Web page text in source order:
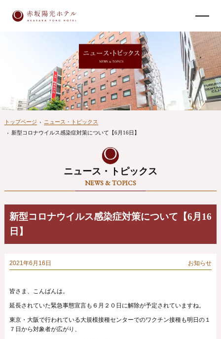
トップページ ›
ニュース・トピックス
› 新型コロナウイルス感染症対策について【6月16日】
ニュース・トピックス
NEWS & TOPICS
新型コロナウイルス感染症対策について【6月16
日】
2021年6月16日 お知らせ
皆さま、こんばんは。
延長されていた緊急事態宣言も６月２０日に解除が予定されていますね。
東京・大阪で行われている大規模接種センターでのワクチン接種も明日の１
７日から対象者が広がり、